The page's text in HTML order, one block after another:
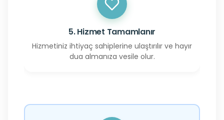
5. Hizmet Tamamlanır
Hizmetiniz ihtiyaç sahiplerine ulaştırılır ve hayır
dua almanıza vesile olur.